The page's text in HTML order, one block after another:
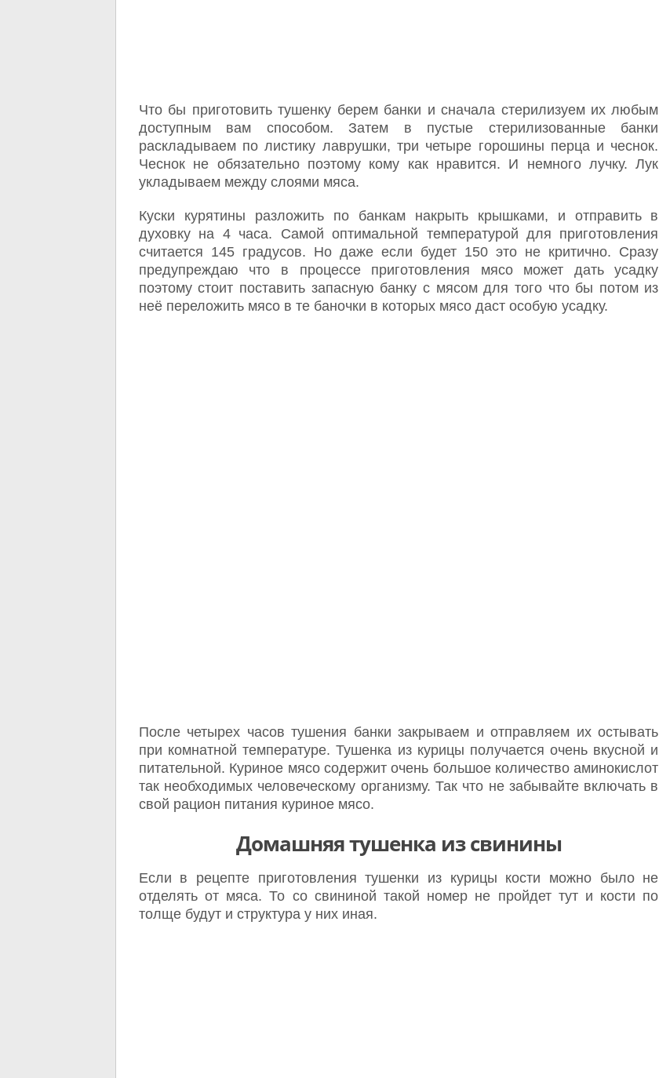
Что бы приготовить тушенку берем банки и сначала стерилизуем их любым
доступным вам способом. Затем в пустые стерилизованные банки
раскладываем по листику лаврушки, три четыре горошины перца и чеснок.
Чеснок не обязательно поэтому кому как нравится. И немного лучку. Лук
укладываем между слоями мяса.
Куски курятины разложить по банкам накрыть крышками, и отправить в
духовку на 4 часа. Самой оптимальной температурой для приготовления
считается 145 градусов. Но даже если будет 150 это не критично. Сразу
предупреждаю что в процессе приготовления мясо может дать усадку
поэтому стоит поставить запасную банку с мясом для того что бы потом из
неё переложить мясо в те баночки в которых мясо даст особую усадку.
После четырех часов тушения банки закрываем и отправляем их остывать
при комнатной температуре. Тушенка из курицы получается очень вкусной и
питательной. Куриное мясо содержит очень большое количество аминокислот
так необходимых человеческому организму. Так что не забывайте включать в
свой рацион питания куриное мясо.
Домашняя тушенка из свинины
Если в рецепте приготовления тушенки из курицы кости можно было не
отделять от мяса. То со свининой такой номер не пройдет тут и кости по
толще будут и структура у них иная.